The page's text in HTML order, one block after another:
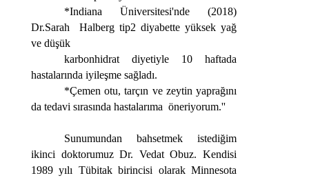
*Indiana Üniversitesi'nde (2018)
Dr.Sarah Halberg tip2 diyabette yüksek yağ
ve düşük
karbonhidrat diyetiyle 10 haftada
hastalarında iyileşme sağladı.
*Çemen otu, tarçın ve zeytin yaprağını
da tedavi sırasında hastalarıma öneriyorum.''
Sunumundan bahsetmek istediğim
ikinci doktorumuz Dr. Vedat Obuz. Kendisi
1989 yılı Tübitak birincisi olarak Minnesota